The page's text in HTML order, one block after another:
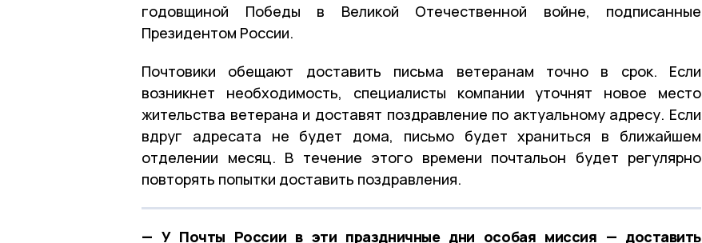
годовщиной Победы в Великой Отечественной войне, подписанные
Президентом России.
Почтовики обещают доставить письма ветеранам точно в срок. Если
возникнет необходимость, специалисты компании уточнят новое место
жительства ветерана и доставят поздравление по актуальному адресу. Если
вдруг адресата не будет дома, письмо будет храниться в ближайшем
отделении месяц. В течение этого времени почтальон будет регулярно
повторять попытки доставить поздравления.
— У Почты России в эти праздничные дни особая миссия — доставить